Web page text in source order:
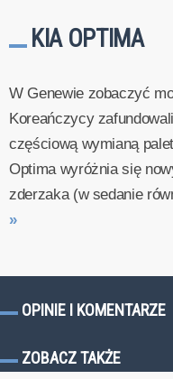
KIA OPTIMA
W Genewie zobaczyć
Koreańczycy
częściową wymianą
Optima wyróżnia się
zderzaka (w sedanie
»
OPINIE I KOMENTARZE
ZOBACZ TAKŻE